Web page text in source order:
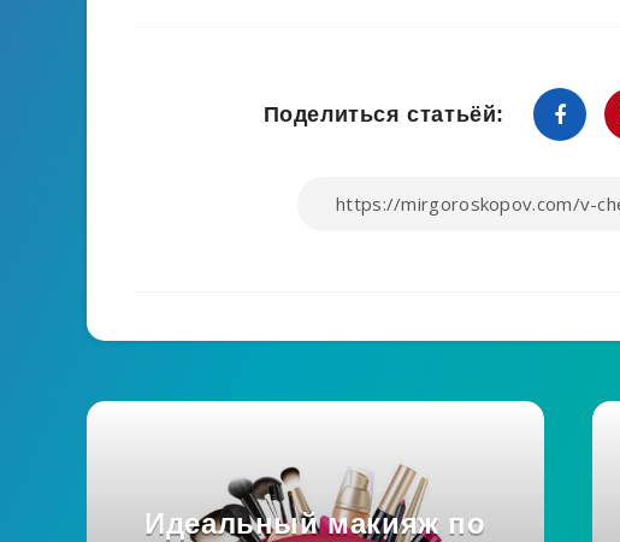
Поделиться статьёй:
Идеальный макияж по